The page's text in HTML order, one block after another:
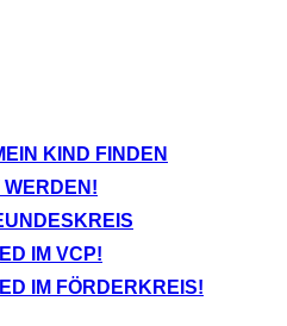
KIND FINDEN
IM VCP!
IM FÖRDERKREIS!